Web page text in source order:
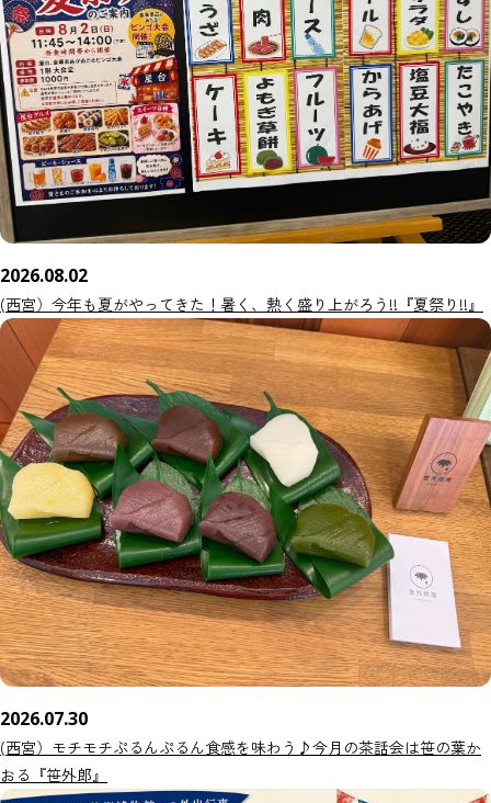
2026.08.02
(西宮）今年も夏がやってきた！暑く、熱く盛り上がろう!!『夏祭り!!』
2026.07.30
(西宮）モチモチぷるんぷるん食感を味わう♪今月の茶話会は笹の葉か
おる『笹外郎』